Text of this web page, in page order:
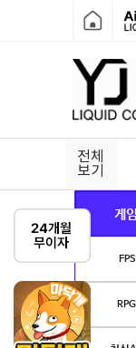
전체
보기
게